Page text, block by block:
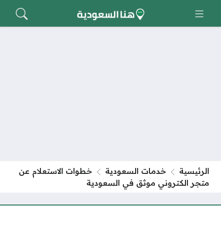
الرئيسية خدمات السعودية
خطوات الاستعلام عن
متجر الكتروني موثق في السعودية